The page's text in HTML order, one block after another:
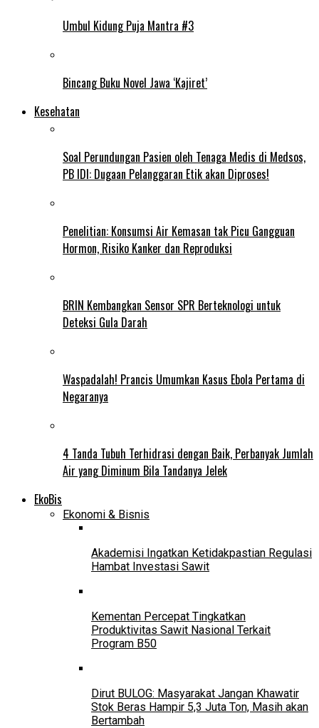
Umbul Kidung Puja Mantra #3
Bincang Buku Novel Jawa ‘Kajiret’
Kesehatan
Soal Perundungan Pasien oleh Tenaga Medis di Medsos,
PB IDI: Dugaan Pelanggaran Etik akan Diproses!
Penelitian: Konsumsi Air Kemasan tak Picu Gangguan
Hormon, Risiko Kanker dan Reproduksi
BRIN Kembangkan Sensor SPR Berteknologi untuk
Deteksi Gula Darah
Waspadalah! Prancis Umumkan Kasus Ebola Pertama di
Negaranya
4 Tanda Tubuh Terhidrasi dengan Baik, Perbanyak Jumlah
Air yang Diminum Bila Tandanya Jelek
EkoBis
Ekonomi & Bisnis
Akademisi Ingatkan Ketidakpastian Regulasi
Hambat Investasi Sawit
Kementan Percepat Tingkatkan
Produktivitas Sawit Nasional Terkait
Program B50
Dirut BULOG: Masyarakat Jangan Khawatir
Stok Beras Hampir 5,3 Juta Ton, Masih akan
Bertambah